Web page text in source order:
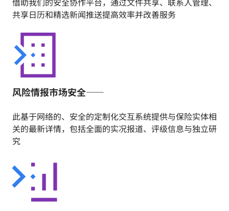
共享日历和精选新闻推送提高效率并改善服务
风险情报市场安全——
此基于网络的、安全的定制化交互系统提供与保险实体相
关的最新详情，包括全面的实况报道、评级信息与独立研
究